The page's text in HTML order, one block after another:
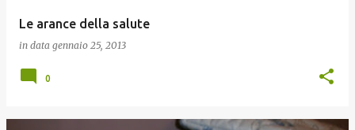
Le arance della salute
in data gennaio 25, 2013
0